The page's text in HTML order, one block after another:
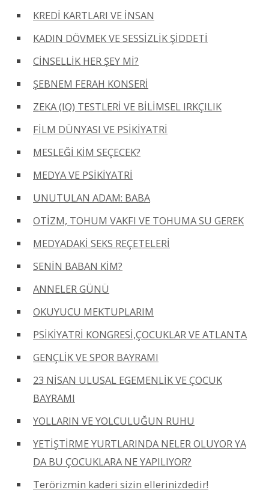
KREDİ KARTLARI VE İNSAN
KADIN DÖVMEK VE SESSİZLİK ŞİDDETİ
CİNSELLİK HER ŞEY Mİ?
ŞEBNEM FERAH KONSERİ
ZEKA (IQ) TESTLERİ VE BİLİMSEL IRKÇILIK
FİLM DÜNYASI VE PSİKİYATRİ
MESLEĞİ KİM SEÇECEK?
MEDYA VE PSİKİYATRİ
UNUTULAN ADAM: BABA
OTİZM, TOHUM VAKFI VE TOHUMA SU GEREK
MEDYADAKİ SEKS REÇETELERİ
SENİN BABAN KİM?
ANNELER GÜNÜ
OKUYUCU MEKTUPLARIM
PSİKİYATRİ KONGRESİ,ÇOCUKLAR VE ATLANTA
GENÇLİK VE SPOR BAYRAMI
23 NİSAN ULUSAL EGEMENLİK VE ÇOCUK
BAYRAMI
YOLLARIN VE YOLCULUĞUN RUHU
YETİŞTİRME YURTLARINDA NELER OLUYOR YA
DA BU ÇOCUKLARA NE YAPILIYOR?
Terörizmin kaderi sizin ellerinizdedir!